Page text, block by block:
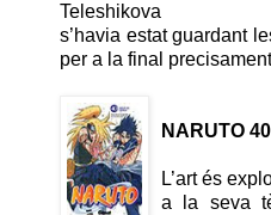
Teleshikova
s’havia estat guardant
per a la final
NARUTO 40
L’art és
a la seva